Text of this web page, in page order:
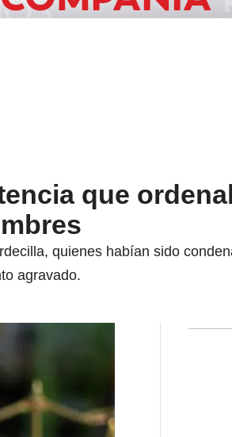
que
quienes habían sido
agravado.